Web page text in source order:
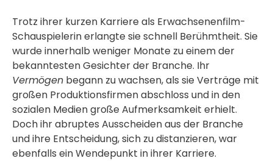
Trotz ihrer kurzen Karriere als Erwachsenenfilm-
Schauspielerin erlangte sie schnell Berühmtheit. Sie
wurde innerhalb weniger Monate zu einem der
bekanntesten Gesichter der Branche. Ihr
Vermögen begann zu wachsen, als sie Verträge mit
großen Produktionsfirmen abschloss und in den
sozialen Medien große Aufmerksamkeit erhielt.
Doch ihr abruptes Ausscheiden aus der Branche
und ihre Entscheidung, sich zu distanzieren, war
ebenfalls ein Wendepunkt in ihrer Karriere.